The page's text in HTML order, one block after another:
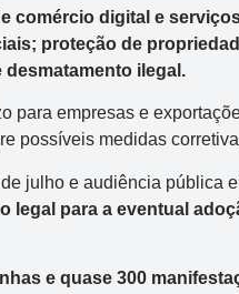
comércio digital e
proteção de
ilegal.
para empresas e
possíveis medidas
julho e audiência pública
legal para a eventual
e quase 300